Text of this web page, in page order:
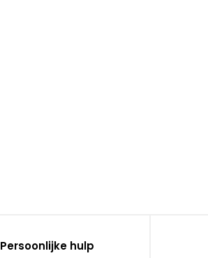
Persoonlijke hulp